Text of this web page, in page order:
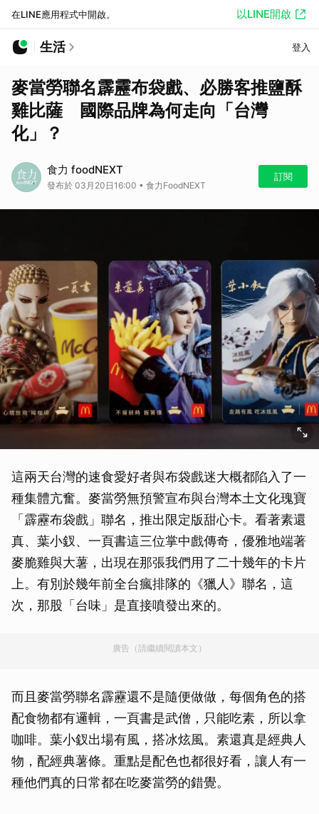
在LINE應用程式中開啟。 以LINE開啟
生活 登入
麥當勞聯名霹靂布袋戲、必勝客推鹽酥
雞比薩 國際品牌為何走向「台灣
化」？
食力 foodNEXT
發布於 03月20日16:00 • 食力FoodNEXT
訂閱
這兩天台灣的速食愛好者與布袋戲迷大概都陷入了一
種集體亢奮。麥當勞無預警宣布與台灣本土文化瑰寶
「霹靂布袋戲」聯名，推出限定版甜心卡。看著素還
真、葉小釵、一頁書這三位掌中戲傳奇，優雅地端著
麥脆雞與大薯，出現在那張我們用了二十幾年的卡片
上。有別於幾年前全台瘋排隊的《獵人》聯名，這
次，那股「台味」是直接噴發出來的。
廣告（請繼續閱讀本文）
而且麥當勞聯名霹靂還不是隨便做做，每個角色的搭
配食物都有邏輯，一頁書是武僧，只能吃素，所以拿
咖啡。葉小釵出場有風，搭冰炫風。素還真是經典人
物，配經典薯條。重點是配色也都很好看，讓人有一
種他們真的日常都在吃麥當勞的錯覺。